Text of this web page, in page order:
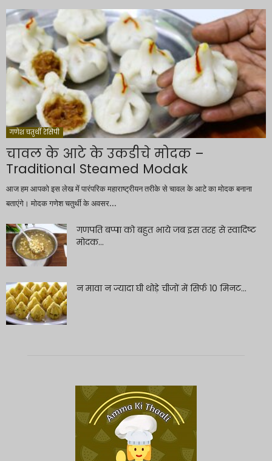
गणेश चतुर्थी रेसिपी
चावल के आटे के उकडीचे मोदक –
Traditional Steamed Modak
आज हम आपको इस लेख में पारंपरिक महाराष्ट्रीयन तरीके से चावल के आटे का मोदक बनाना
बताएंगे। मोदक गणेश चतुर्थी के अवसर...
गणपति बप्पा को बहुत भाये जब इस तरह से स्वादिष्ट
मोदक...
न मावा न ज्यादा घी थोड़े चीजों में सिर्फ 10 मिनट...